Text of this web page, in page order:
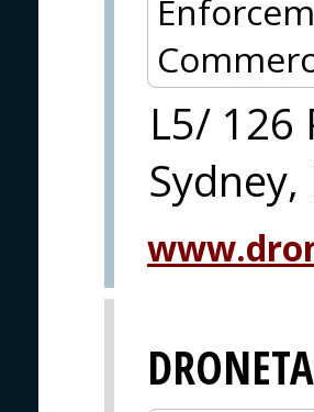
L5/ 126
Sydney,